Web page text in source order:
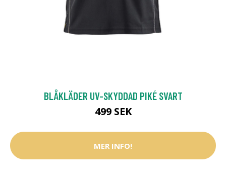
BLÅKLÄDER UV-SKYDDAD PIKÉ SVART
499 SEK
MER INFO!